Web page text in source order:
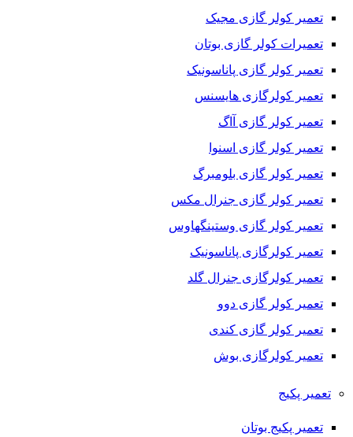
تعمیر کولر گازی مجیک
تعمیرات کولر گازی بوتان
تعمیر کولر گازی پاناسونیک
تعمیر کولرگازی هایسنس
تعمیر کولر گازی آاگ
تعمیر کولر گازی اسنوا
تعمیر کولر گازی بلومبرگ
تعمیر کولر گازی جنرال مکس
تعمیر کولر گازی وستینگهاوس
تعمیر کولرگازی پاناسونیک
تعمیر کولرگازی جنرال گلد
تعمیر کولر گازی دوو
تعمیر کولر گازی کندی
تعمیر کولرگازی بوش
تعمیر پکیج
تعمیر پکیج بوتان